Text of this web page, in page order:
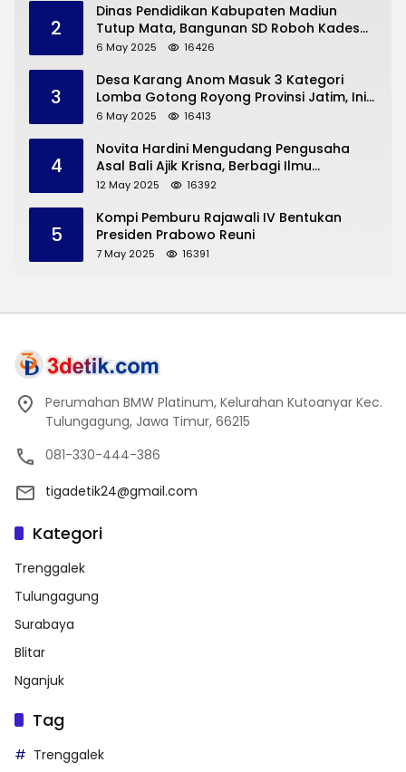
2
Dinas Pendidikan Kabupaten Madiun
Tutup Mata, Bangunan SD Roboh Kades
Dermorejo Bangun Pakai Dana Pribadi
6 May 2025 16426
3
Desa Karang Anom Masuk 3 Kategori
Lomba Gotong Royong Provinsi Jatim, Ini
yang Disampaikan Sekda Trenggalek
6 May 2025 16413
4
Novita Hardini Mengudang Pengusaha
Asal Bali Ajik Krisna, Berbagi Ilmu
Pengembangan Pariwisata dan UMKM
12 May 2025 16392
5
Kompi Pemburu Rajawali IV Bentukan
Presiden Prabowo Reuni
7 May 2025 16391
Perumahan BMW Platinum, Kelurahan Kutoanyar Kec.
Tulungagung, Jawa Timur, 66215
081-330-444-386
tigadetik24@gmail.com
Kategori
Trenggalek
Tulungagung
Surabaya
Blitar
Nganjuk
Tag
Trenggalek